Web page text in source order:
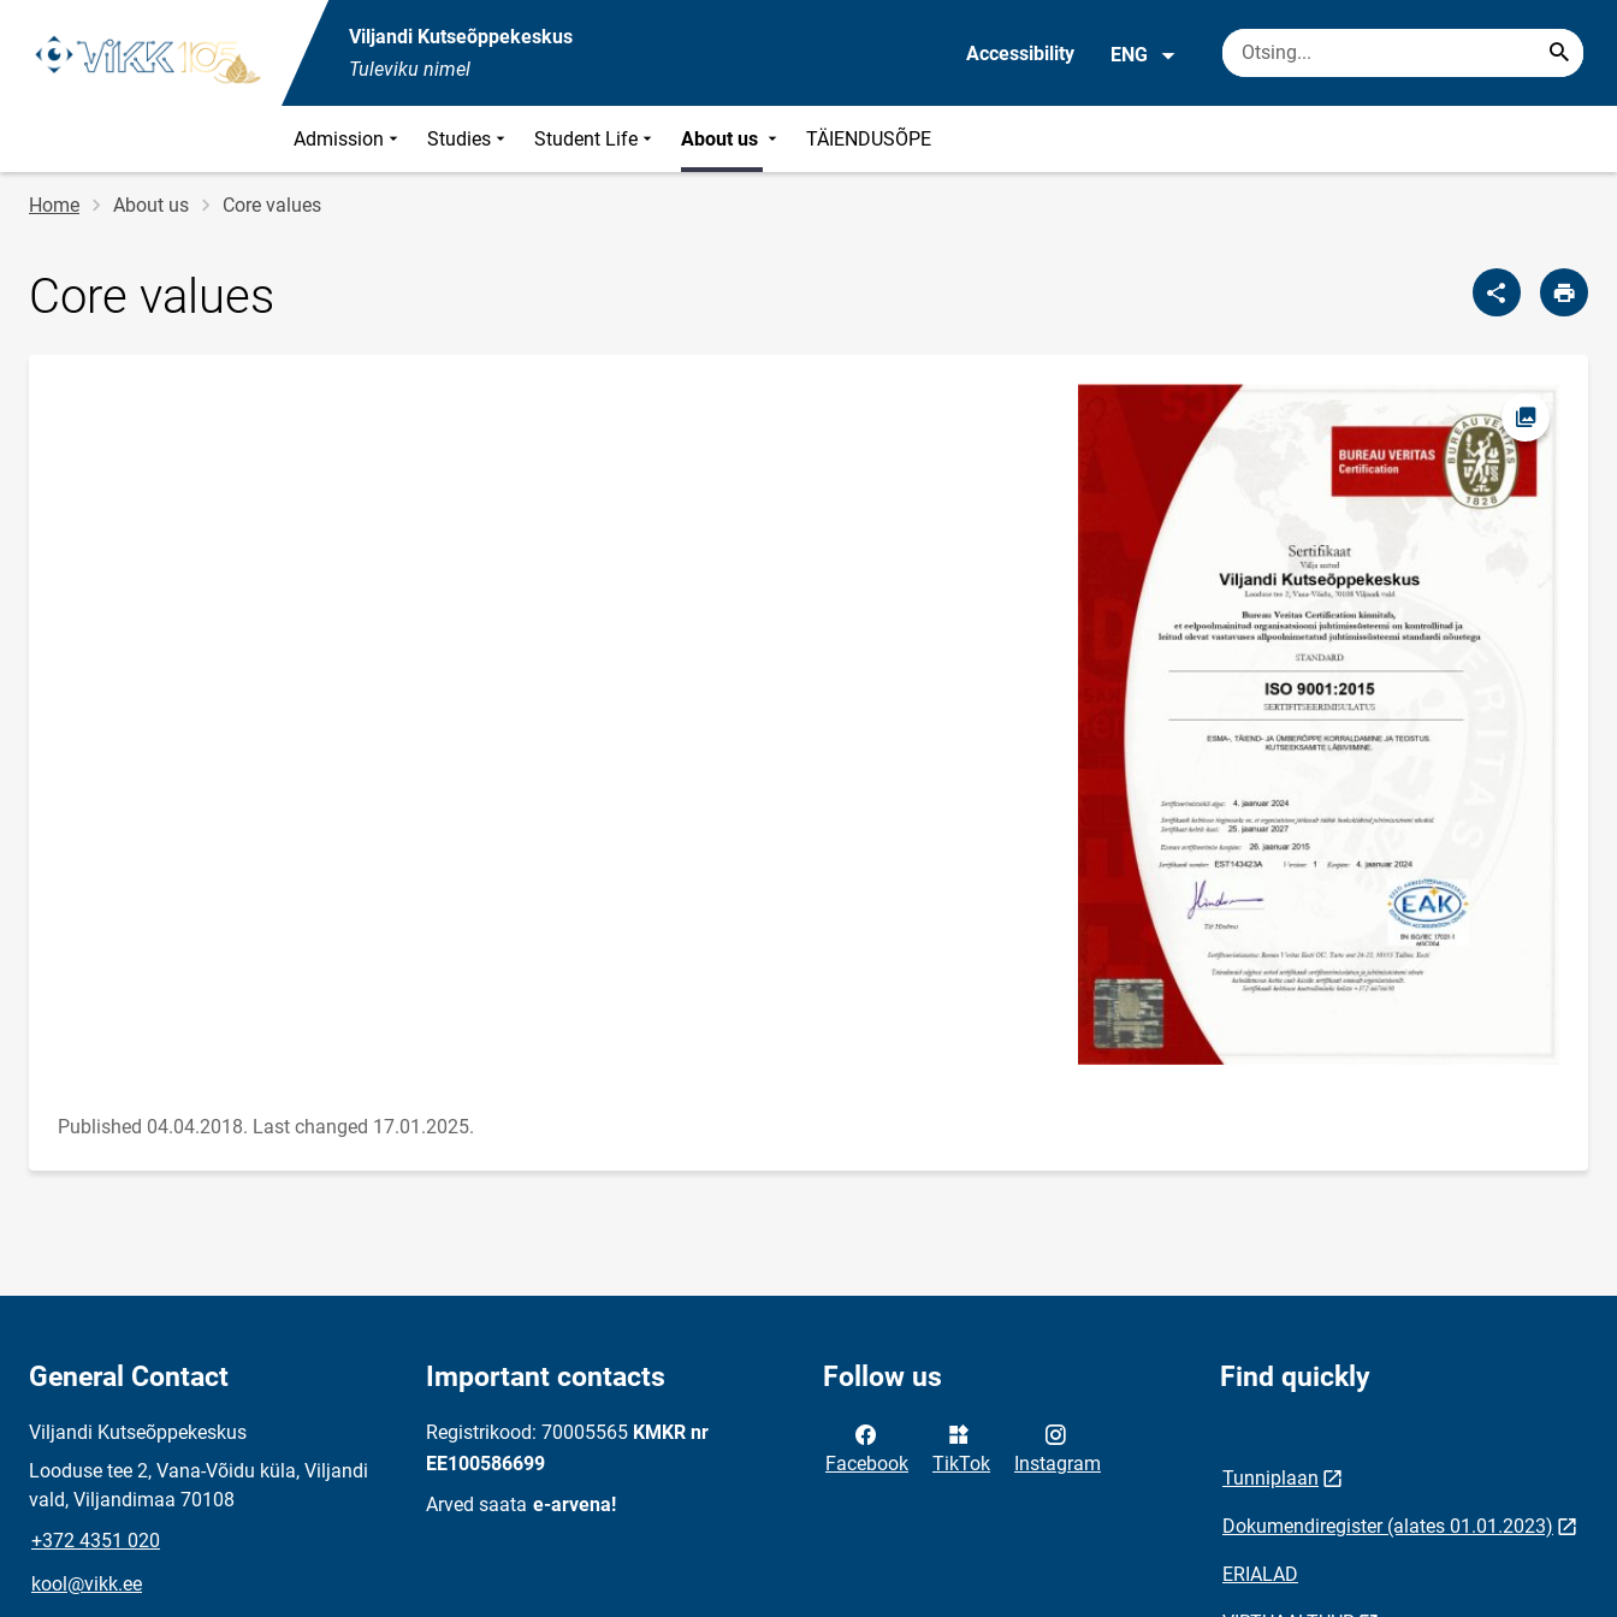
Viljandi Kutseõppekeskus
Tuleviku nimel
Accessibility ENG
Admission Studies Student Life About us TÄIENDUSÕPE
Breadcrumb
Home About us Core values
Core values
Open
Published 04.04.2018. Last changed 17.01.2025.
General Contact
Viljandi Kutseõppekeskus
Looduse tee 2, Vana-Võidu küla, Viljandi
vald, Viljandimaa 70108
+372 4351 020
kool@vikk.ee
Important contacts
Registrikood: 70005565 KMKR nr
EE100586699
Arved saata e-arvena!
Follow us
Facebook TikTok Instagram
Find quickly
Tunniplaan
Dokumendiregister (alates 01.01.2023)
ERIALAD